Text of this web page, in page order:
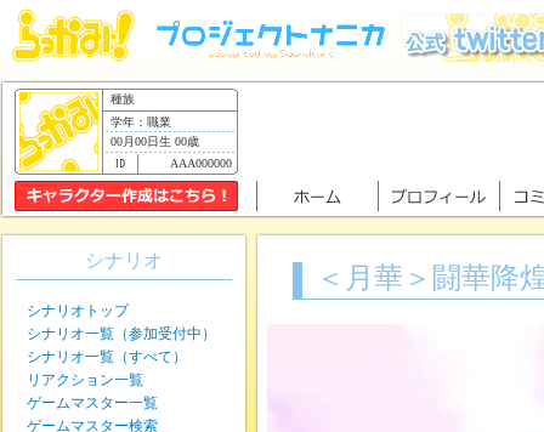
種族
学年：職業
00月00日生 00歳
AAA000000
＜月華＞闘華
シナリオ
シナリオトップ
シナリオ一覧（参加受付中）
シナリオ一覧（すべて）
リアクション一覧
ゲームマスター一覧
ゲームマスター検索